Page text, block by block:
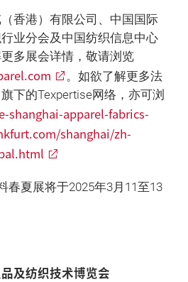
香港）有限公司、中国国际
业分会及中国纺织信息中心
多展会详情，敬请浏览
。如欲了解更多法
下的Texpertise网络，亦可浏
shanghai-apparel-fabrics-
shanghai/zh-
春夏展将于2025年3月11至13
及纺织技术博览会